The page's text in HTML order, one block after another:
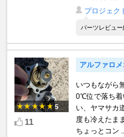
プロジェク
パーツレビュ
5
11
アルファロ
いつもながら
0℃位で落ち着
い、ヤマサカ
度も冷えたま
ちょっとコン